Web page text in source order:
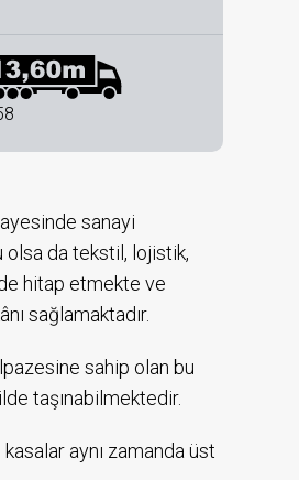
sanayi
olsa da tekstil, lojistik,
hitap etmekte ve
sağlamaktadır.
sahip olan bu
taşınabilmektedir.
aynı zamanda üst